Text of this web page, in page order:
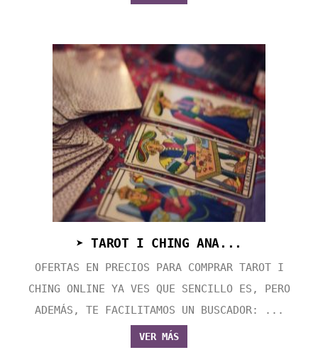
➤ TAROT I CHING ANA...
OFERTAS EN PRECIOS PARA COMPRAR TAROT I
CHING ONLINE YA VES QUE SENCILLO ES, PERO
ADEMÁS, TE FACILITAMOS UN BUSCADOR: ...
VER MÁS